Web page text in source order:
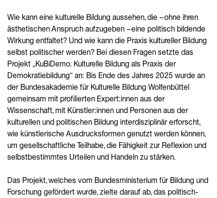
Wie kann eine kulturelle Bildung aussehen, die – ohne ihren
ästhetischen Anspruch aufzugeben – eine politisch bildende
Wirkung entfaltet? Und wie kann die Praxis kultureller Bildung
selbst politischer werden? Bei diesen Fragen setzte das
Projekt „KuBiDemo. Kulturelle Bildung als Praxis der
Demokratiebildung“ an: Bis Ende des Jahres 2025 wurde an
der Bundesakademie für Kulturelle Bildung Wolfenbüttel
gemeinsam mit profilierten Expert:innen aus der
Wissenschaft, mit Künstler:innen und Personen aus der
kulturellen und politischen Bildung interdisziplinär erforscht,
wie künstlerische Ausdrucksformen genutzt werden können,
um gesellschaftliche Teilhabe, die Fähigkeit zur Reflexion und
selbstbestimmtes Urteilen und Handeln zu stärken.
Das Projekt, welches vom Bundesministerium für Bildung und
Forschung gefördert wurde, zielte darauf ab, das politisch-